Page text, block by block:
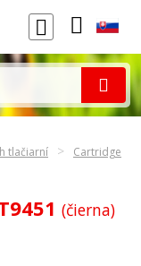
tlačiarní
Cartridge
(čierna)